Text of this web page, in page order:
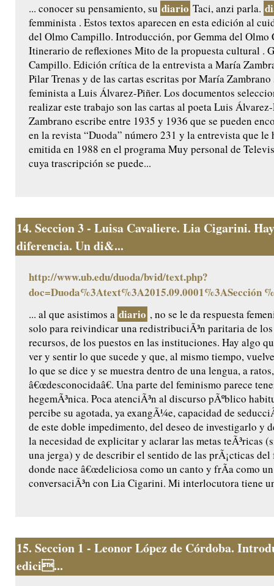
... conocer su pensamiento, su diario Taci, anzi parla.
femminista . Estos textos aparecen en esta edición al
del Olmo Campillo. Introducción, por Gemma del Olmo
Itinerario de reflexiones Mito de la propuesta cultural .
Campillo. Edición crítica de la entrevista a María
Pilar Trenas y de las cartas escritas por María
feminista a Luis Álvarez-Piñer. Los documentos
realizar este trabajo son las cartas al poeta Luis
Zambrano escribe entre 1935 y 1936 que se pueden
en la revista “Duoda” número 231 y la entrevista que le
emitida en 1988 en el programa Muy personal de
cuya trascripción se puede...
14. Seccion 3 - Luisa Cavaliere. Lia Cigarini.
diferencia. Un di&...
http://www.ub.edu/duoda/bvid/text.php?
doc=Duoda%3Atext%3A2015.09.0001%3ASección
... al que asistimos a diario , no se le da respuesta
solo para reivindicar una redistribuciÃ³n paritaria de
recursos, de los puestos en las instituciones. Hay algo
ver y sentir lo que sucede y que, al mismo tiempo,
lo que se dice y se muestra dentro de una lengua, a ratos,
â€œdesconocidaâ€. Una parte del feminismo parece
hegemÃ³nica. Poca atenciÃ³n al discurso pÃºblico
percibe su agotada, ya exangÃ¼e, capacidad de
de este doble impedimento, del deseo de investigarlo y
la necesidad de explicitar y aclarar las metas teÃ³ricas
una jerga) y de describir el sentido de las prÃ¡cticas del
donde nace â€œdeliciosa como un canto y frÃ­a como un
conversaciÃ³n con Lia Cigarini. Mi interlocutora tiene
15. Seccion 1 - Leonor López de Córdoba.
edici...